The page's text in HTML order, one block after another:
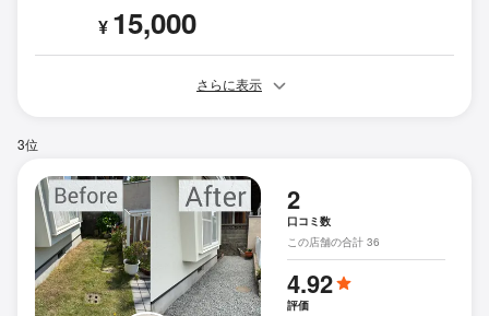
¥ 15,000
さらに表示
3位
2
口コミ数
この店舗の合計 36
4.92
評価